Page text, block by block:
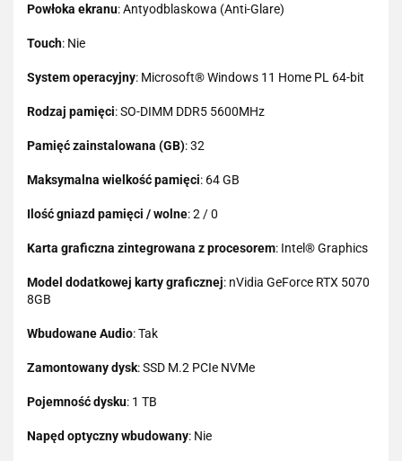
Powłoka ekranu: Antyodblaskowa (Anti-Glare)
Touch: Nie
System operacyjny: Microsoft® Windows 11 Home PL 64-bit
Rodzaj pamięci: SO-DIMM DDR5 5600MHz
Pamięć zainstalowana (GB): 32
Maksymalna wielkość pamięci: 64 GB
Ilość gniazd pamięci / wolne: 2 / 0
Karta graficzna zintegrowana z procesorem: Intel® Graphics
Model dodatkowej karty graficznej: nVidia GeForce RTX 5070
8GB
Wbudowane Audio: Tak
Zamontowany dysk: SSD M.2 PCIe NVMe
Pojemność dysku: 1 TB
Napęd optyczny wbudowany: Nie